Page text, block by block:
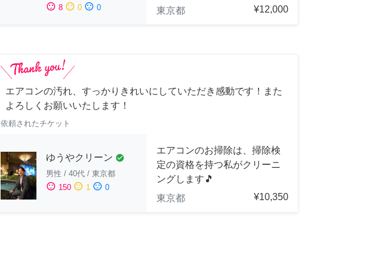
sentiment_satisfied 8 sentiment_neutral 0 sentiment_dissatisfied 0
東京都
¥12,000
エアコンの汚れ、すっかりきれいにしていただき感動です！また
よろしくお願いいたします！
依頼されたチケット
ゆうやクリーン check_circle
男性 / 40代 / 東京都
sentiment_satisfied 150 sentiment_neutral 1 sentiment_dissatisfied 0
エアコンのお掃除は、掃除検
定の資格を持つ私がクリーニ
ングします🎵
東京都
¥10,350